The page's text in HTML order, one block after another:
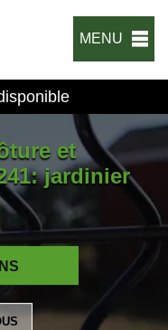
MENU
et
jardinier